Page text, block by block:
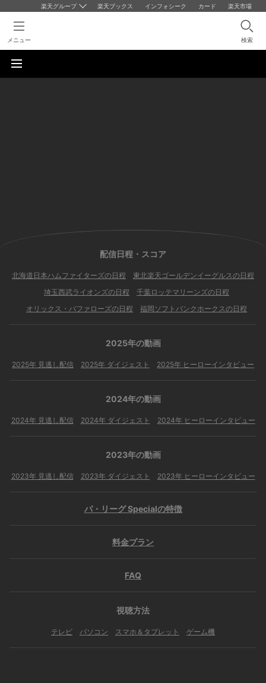
楽天グループ 楽天ブックス インフォシーク カード 楽天市場
メニュー 検索
配信日程・スコア
北海道日本ハムファイターズの日程
東北楽天ゴールデンイーグルスの日程
埼玉西武ライオンズの日程
千葉ロッテマリーンズの日程
オリックス・バファローズの日程
福岡ソフトバンクホークスの日程
2025年の動画
2025年 見逃し配信 2025年 ダイジェスト 2025年 ヒーローインタビュー
2024年の動画
2024年 見逃し配信 2024年 ダイジェスト 2024年 ヒーローインタビュー
2023年の動画
2023年 見逃し配信 2023年 ダイジェスト 2023年 ヒーローインタビュー
パ・リーグ Specialの特徴
料金プラン
FAQ
視聴方法
テレビ パソコン スマホ＆タブレット ゲーム機